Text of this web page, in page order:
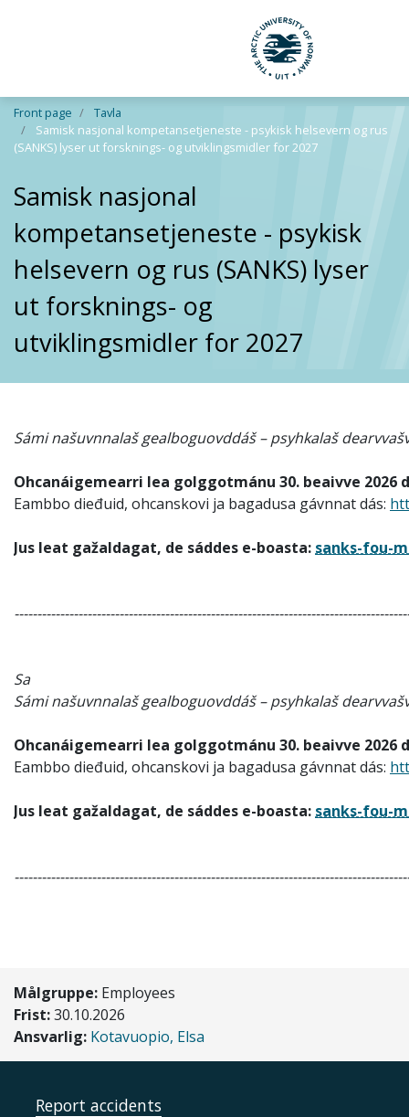
Skip to main content
UiT The Arctic
Front page
Tavla
Samisk nasjonal kompetansetjeneste - psykisk helsevern og rus
(SANKS) lyser ut forsknings- og utviklingsmidler for 2027
Samisk nasjonal
kompetansetjeneste - psykisk
helsevern og rus (SANKS) lyser
ut forsknings- og
utviklingsmidler for 2027
Sámi našuvnnalaš gealboguovddáš – psyhkalaš
Ohcanáigemearri lea golggotmánu 30. beaivve 2026
Eambbo dieđuid, ohcanskovi ja bagadusa gávnnat dás:
Jus leat gažaldagat, de sáddes e-boasta: sanks-fou-
Sa
Sámi našuvnnalaš gealboguovddáš – psyhkalaš
Ohcanáigemearri lea golggotmánu 30. beaivve 2026
Eambbo dieđuid, ohcanskovi ja bagadusa gávnnat dás:
Jus leat gažaldagat, de sáddes e-boasta: sanks-fou-
Søknadsfrist: 30. oktober 2026, kl. 12:00.
Mer informasjon, søknadsskjema og veiledning finnes
Spørsmål
Målgruppe: Employees
Frist:30.10.2026
Ansvarlig: Kotavuopio, Elsa
Report accidents